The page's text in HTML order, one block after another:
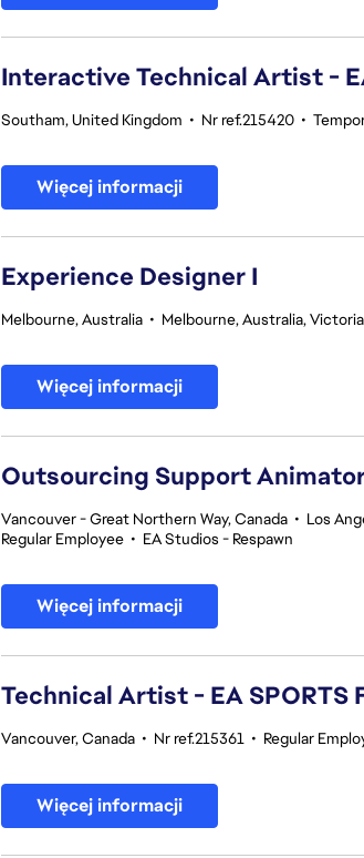
Interactive Technical Artist -
Southam, United Kingdom • Nr ref.215420 •
Więcej informacji
Experience Designer I
Melbourne, Australia • Melbourne, Australia, Victoria
Więcej informacji
Outsourcing Support
Vancouver - Great Northern Way, Canada • Los
Regular Employee • EA Studios - Respawn
Więcej informacji
Technical Artist - EA SPORTS
Vancouver, Canada • Nr ref.215361 • Regular
Więcej informacji